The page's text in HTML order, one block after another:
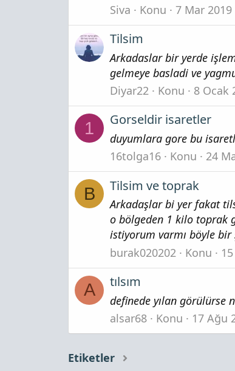
Siva
Konu 7 Mar 2019
Tilsim
Arkadaslar bir yerde
gelmeye basladi ve
Diyar22
Konu 8 Ocak
1 Gorseldir isaretler
duyumlara gore bu
16tolga16
Konu 24
B Tilsim ve toprak
Arkadaşlar bi yer fakat
o bölgeden 1 kilo toprak
istiyorum varmı böyle bir
burak020202
Konu
A tılsım
definede yılan görülürse
alsar68
Konu 17 Ağu
Etiketler